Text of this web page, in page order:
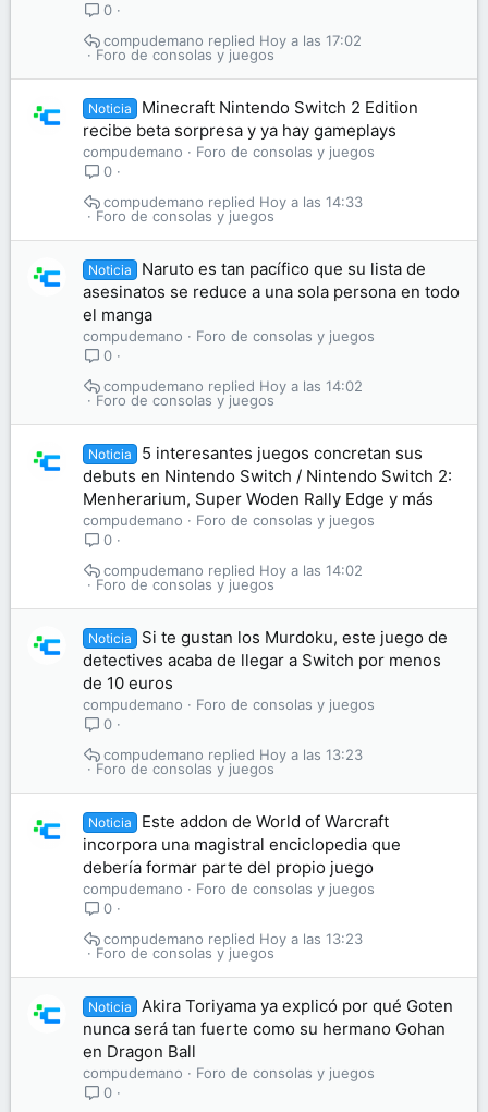
0
Foro de consolas y juegos
Hoy a las 17:02
compudemano
Noticia
Minecraft Nintendo Switch 2 Edition
recibe beta sorpresa y ya hay gameplays
compudemano
Foro de consolas y juegos
0
Foro de consolas y juegos
Hoy a las 14:33
compudemano
Noticia
Naruto es tan pacífico que su lista de
asesinatos se reduce a una sola persona en todo
el manga
compudemano
Foro de consolas y juegos
0
Foro de consolas y juegos
Hoy a las 14:02
compudemano
Noticia
5 interesantes juegos concretan sus
debuts en Nintendo Switch / Nintendo Switch 2:
Menherarium, Super Woden Rally Edge y más
compudemano
Foro de consolas y juegos
0
Foro de consolas y juegos
Hoy a las 14:02
compudemano
Noticia
Si te gustan los Murdoku, este juego de
detectives acaba de llegar a Switch por menos
de 10 euros
compudemano
Foro de consolas y juegos
0
Foro de consolas y juegos
Hoy a las 13:23
compudemano
Noticia
Este addon de World of Warcraft
incorpora una magistral enciclopedia que
debería formar parte del propio juego
compudemano
Foro de consolas y juegos
0
Foro de consolas y juegos
Hoy a las 13:23
compudemano
Noticia
Akira Toriyama ya explicó por qué Goten
nunca será tan fuerte como su hermano Gohan
en Dragon Ball
compudemano
Foro de consolas y juegos
0